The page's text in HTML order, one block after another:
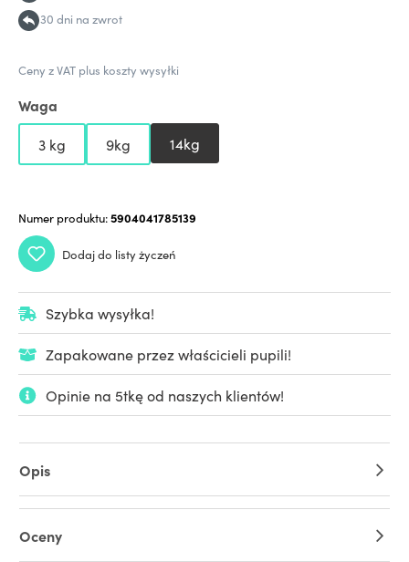
30 dni na zwrot
Ceny z VAT plus koszty wysyłki
Waga
3 kg
9kg 14kg
Numer produktu:5904041785139
Dodaj do listy życzeń
Szybka wysyłka!
Zapakowane przez właścicieli pupili!
Opinie na 5tkę od naszych klientów!
Opis
Oceny